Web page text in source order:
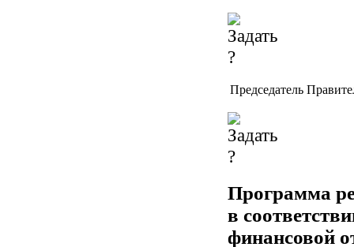
Председатель
Программа
в
финансовой